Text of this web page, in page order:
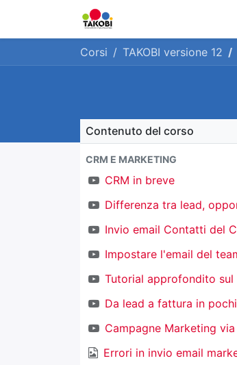
Corsi TAKOBI versione 12
Contenuto del corso
CRM E MARKETING
CRM in breve